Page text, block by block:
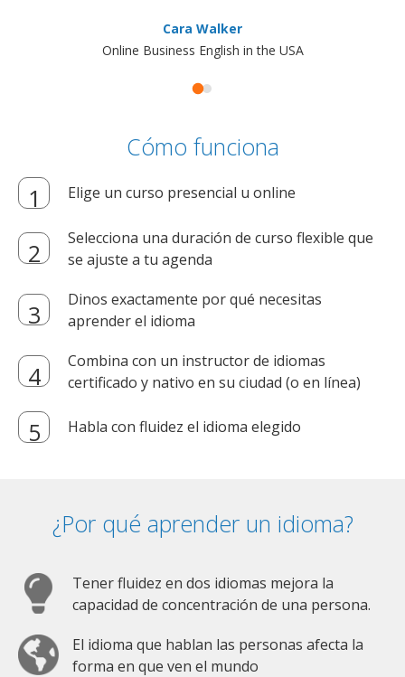
Cara Walker
Online Business English in the USA
Cómo funciona
Elige un curso presencial u online
Selecciona una duración de curso flexible que
se ajuste a tu agenda
Dinos exactamente por qué necesitas
aprender el idioma
Combina con un instructor de idiomas
certificado y nativo en su ciudad (o en línea)
Habla con fluidez el idioma elegido
¿Por qué aprender un idioma?
Tener fluidez en dos idiomas mejora la
capacidad de concentración de una persona.
El idioma que hablan las personas afecta la
forma en que ven el mundo